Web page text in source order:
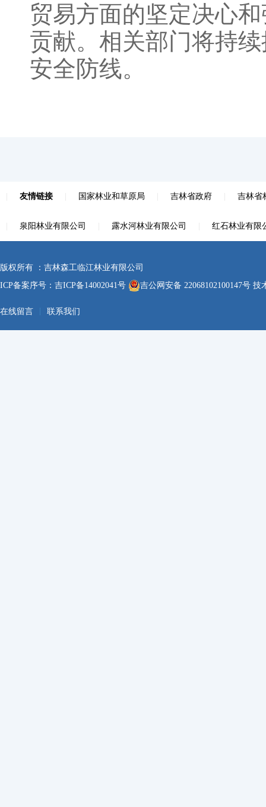
贸易方面的坚定决心
贡献。相关部门将持
安全防线。
友情链接 国家林业和草原局 吉林省政府 吉林省
泉阳林业有限公司 露水河林业有限公司 红石林业有限
版权所有 ：吉林森工临江林业有限公司
ICP备案序号： 吉ICP备14002041号 吉公网安备 22068102100147号 技
在线留言 联系我们